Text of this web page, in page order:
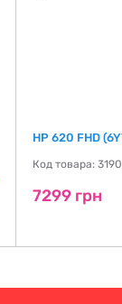
HP 620 FHD
Код товара:
7299 грн